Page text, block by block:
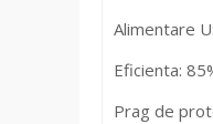
Alimentare
Eficienta:
Prag de